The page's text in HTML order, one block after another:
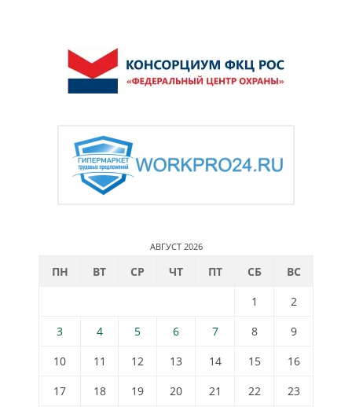
АВГУСТ 2026
ПН ВТ СР ЧТ ПТ СБ
ВС
1
2
3
4 5 6 7 8
9
10
11 12 13 14 15
16
17
18 19 20 21 22
23